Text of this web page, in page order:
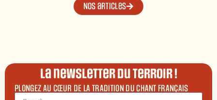
Nos articles
La newsletter du terroir !
PLONGEZ AU CŒUR DE LA TRADITION DU CHANT FRANÇAIS